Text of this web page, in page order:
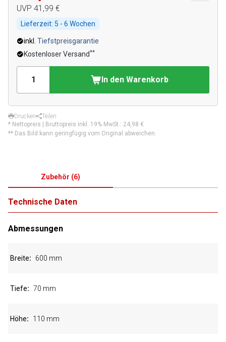
UVP 41,99 €
Lieferzeit: 5 - 6 Wochen
inkl. Tiefstpreisgarantie
Kostenloser Versand**
In den Warenkorb
Drucken
Teilen
* Nettopreis | Bruttopreis inkl. 19% MwSt.: 24,98 €
** Das Bild kann geringfügig vom Original abweichen.
Zubehör (6)
Technische Daten
Abmessungen
Breite 600 mm
Tiefe 70 mm
Höhe 110 mm